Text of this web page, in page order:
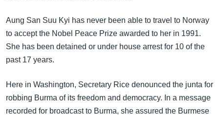
Aung San Suu Kyi has never been able to travel to Norway
to accept the Nobel Peace Prize awarded to her in 1991.
She has been detained or under house arrest for 10 of the
past 17 years.
Here in Washington, Secretary Rice denounced the junta for
robbing Burma of its freedom and democracy. In a message
recorded for broadcast to Burma, she assured the Burmese